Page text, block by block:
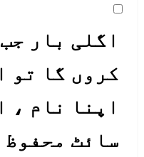
اگلی بار
کروں گا تو
اپنا نام ،
سائٹ محفوظ